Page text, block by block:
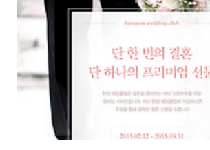
소가구 및 조명 키친웨어 수납 데코리빙 패브릭 등 다
한곳에서 볼 수 있었습니다. 물론 실컫 구경도 할 수
었는데요. 한샘홈 공릉점은 최근에 생긴 곳으로 지금